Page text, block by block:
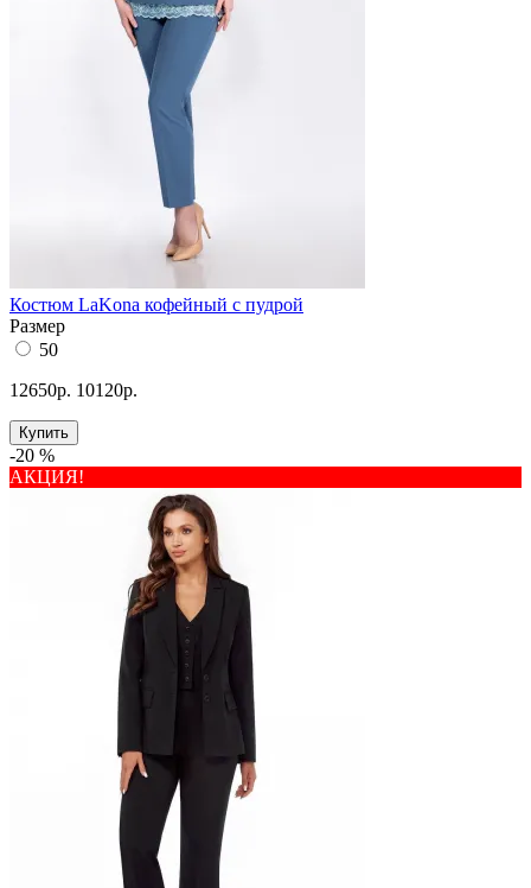
Костюм LaKona кофейный с пудрой
Размер
50
12650р. 10120р.
Купить
-20 %
АКЦИЯ!